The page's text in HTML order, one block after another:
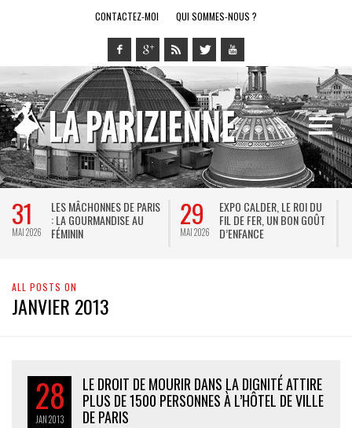
CONTACTEZ-MOI QUI SOMMES-NOUS ?
31
MAI 2026
LES MÂCHONNES DE PARIS
: LA GOURMANDISE AU
FÉMININ
29
MAI 2026
EXPO CALDER, LE ROI DU
FIL DE FER, UN BON GOÛT
D’ENFANCE
ALL POSTS ON
JANVIER 2013
28
JAN2013
LE DROIT DE MOURIR DANS LA DIGNITÉ ATTIRE
PLUS DE 1500 PERSONNES À L’HÔTEL DE VILLE
DE PARIS